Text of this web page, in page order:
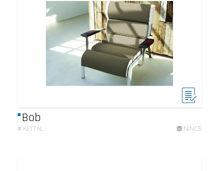
Bob
# KETTAL NINCS